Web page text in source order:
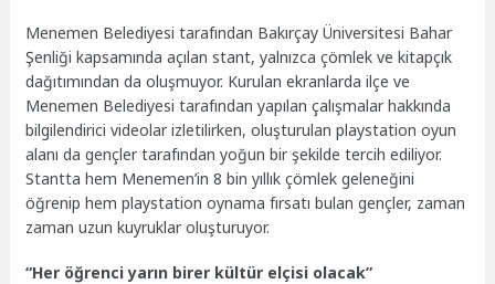
Menemen Belediyesi tarafından Bakırçay Üniversitesi Bahar
Şenliği kapsamında açılan stant, yalnızca çömlek ve kitapçık
dağıtımından da oluşmuyor. Kurulan ekranlarda ilçe ve
Menemen Belediyesi tarafından yapılan çalışmalar hakkında
bilgilendirici videolar izletilirken, oluşturulan playstation oyun
alanı da gençler tarafından yoğun bir şekilde tercih ediliyor.
Stantta hem Menemen’in 8 bin yıllık çömlek geleneğini
öğrenip hem playstation oynama fırsatı bulan gençler, zaman
zaman uzun kuyruklar oluşturuyor.
“Her öğrenci yarın birer kültür elçisi olacak”